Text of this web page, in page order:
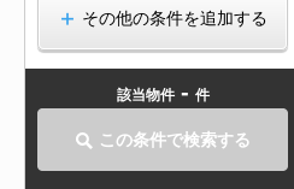
その他の条件を追加する
該当物件 - 件
この条件で検索する